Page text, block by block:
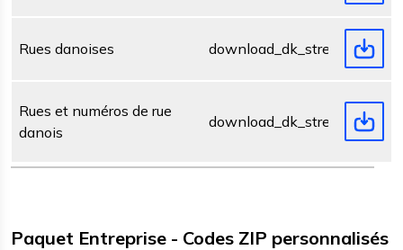
Rues danoises download_dk_street.zip
Rues et numéros de rue
danois
Paquet Entreprise - Codes ZIP personnalisés